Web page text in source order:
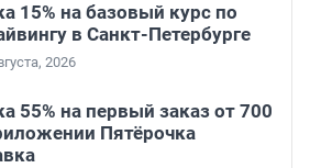
15% на базовый курс по
в Санкт-Петербурге
2026
55% на первый заказ от 700
Пятёрочка